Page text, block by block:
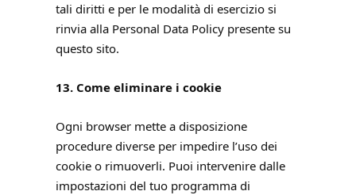
tali diritti e per le modalità di esercizio si
rinvia alla Personal Data Policy presente su
questo sito.
13. Come eliminare i cookie
Ogni browser mette a disposizione
procedure diverse per impedire l’uso dei
cookie o rimuoverli. Puoi intervenire dalle
impostazioni del tuo programma di